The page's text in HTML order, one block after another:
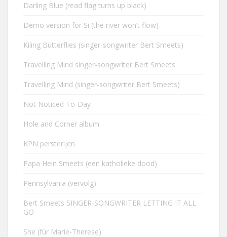
Darling Blue (read flag turns up black)
Demo version for Si (the river won’t flow)
Kiling Butterflies (singer-songwriter Bert Smeets)
Travelling Mind singer-songwriter Bert Smeets
Travelling Mind (singer-songwriter Bert Smeets)
Not Noticed To-Day
Hole and Corner album
KPN persterijen
Papa Hein Smeets (een katholieke dood)
Pennsylvania (vervolg)
Bert Smeets SINGER-SONGWRITER LETTING IT ALL
GO
She (für Marie-Therese)